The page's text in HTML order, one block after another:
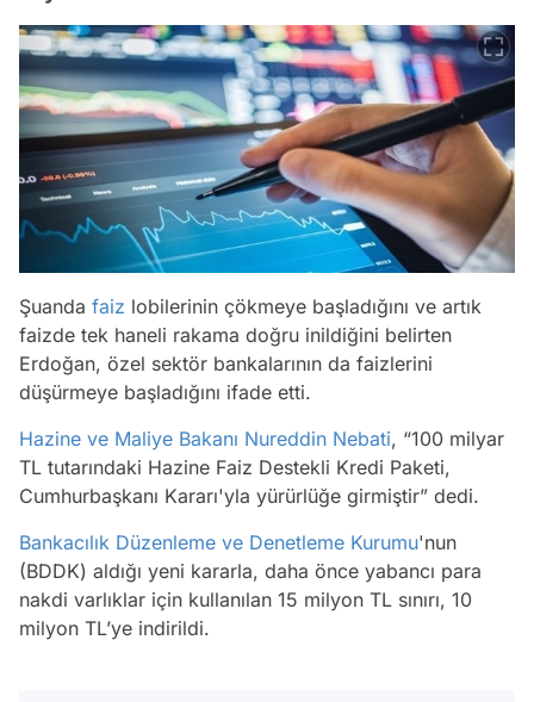
Şuanda faiz lobilerinin çökmeye başladığını ve artık
faizde tek haneli rakama doğru inildiğini belirten
Erdoğan, özel sektör bankalarının da faizlerini
düşürmeye başladığını ifade etti.
Hazine ve Maliye Bakanı Nureddin Nebati, “100 milyar
TL tutarındaki Hazine Faiz Destekli Kredi Paketi,
Cumhurbaşkanı Kararı'yla yürürlüğe girmiştir” dedi.
Bankacılık Düzenleme ve Denetleme Kurumu'nun
(BDDK) aldığı yeni kararla, daha önce yabancı para
nakdi varlıklar için kullanılan 15 milyon TL sınırı, 10
milyon TL’ye indirildi.